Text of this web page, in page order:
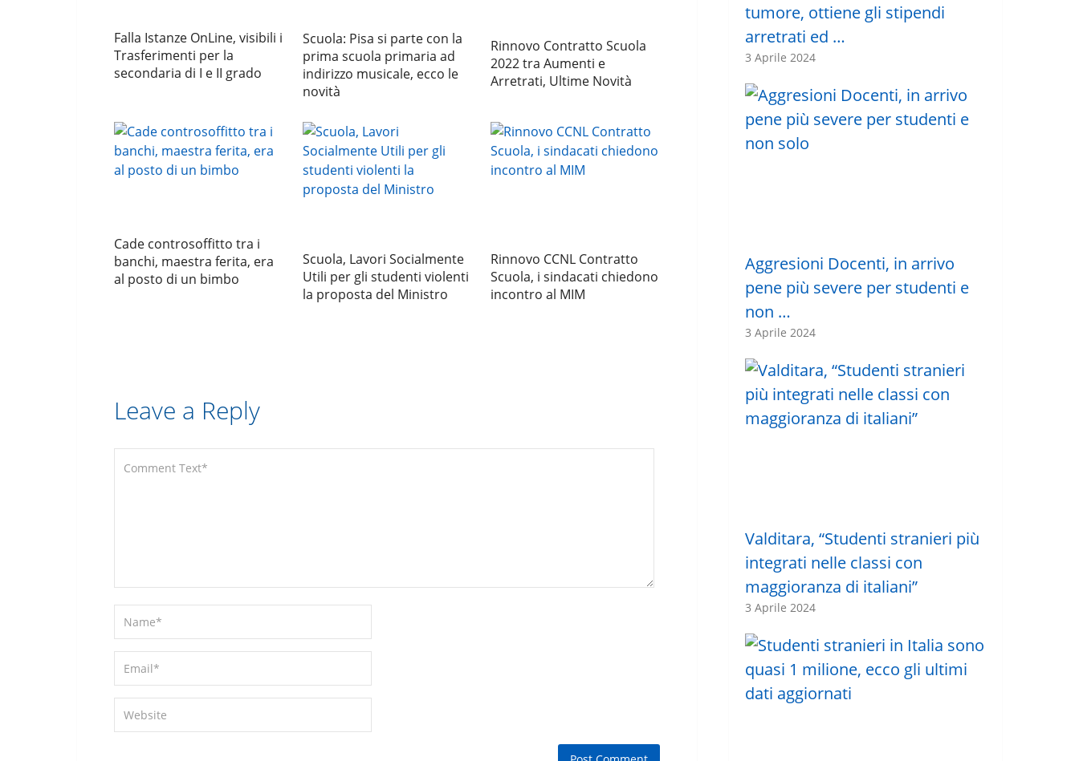
Falla Istanze OnLine, visibili i
Trasferimenti per la
secondaria di I e II grado
Scuola: Pisa si parte con la
prima scuola primaria ad
indirizzo musicale, ecco le
novità
Rinnovo Contratto Scuola
2022 tra Aumenti e
Arretrati, Ultime Novità
Cade controsoffitto tra i
banchi, maestra ferita, era
al posto di un bimbo
Scuola, Lavori Socialmente
Utili per gli studenti violenti
la proposta del Ministro
Rinnovo CCNL Contratto
Scuola, i sindacati chiedono
incontro al MIM
Leave a Reply
tumore, ottiene gli stipendi
arretrati ed …
3 Aprile 2024
Aggresioni Docenti, in arrivo
pene più severe per studenti e
non …
3 Aprile 2024
Valditara, “Studenti stranieri più
integrati nelle classi con
maggioranza di italiani”
3 Aprile 2024